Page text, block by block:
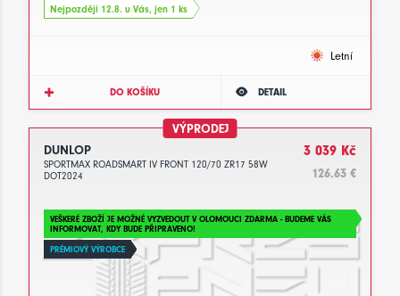
Nejpozději 12.8. u Vás, jen 1 ks
Letní
DO KOŠÍKU DETAIL
VÝPRODEJ
DUNLOP
SPORTMAX ROADSMART IV FRONT 120/70 ZR17 58W
DOT2024
3 039 Kč
126.63 €
VEŠKERÉ ZBOŽÍ JE MOŽNÉ VYZVEDOUT V OLOMOUCI ZDARMA - BUDEME VÁS
INFORMOVAT, KDY BUDE PŘIPRAVENO!
PRÉMIOVÝ VÝROBCE